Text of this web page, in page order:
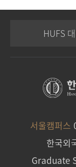
HUFS
서울캠퍼스
한국외
Graduate